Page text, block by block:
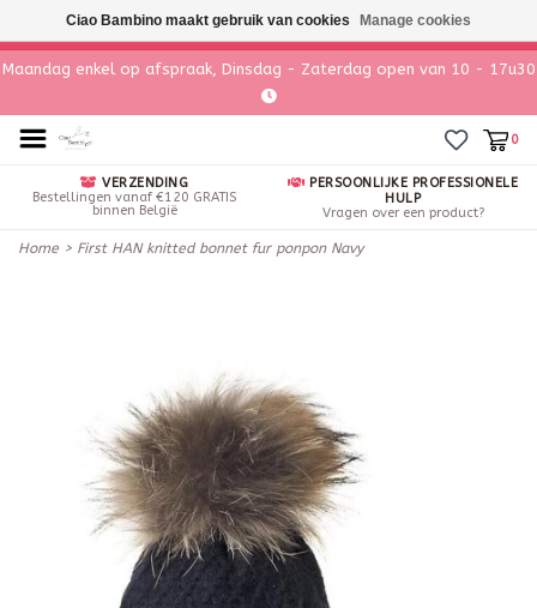
Maandag enkel op afspraak, Dinsdag - Zaterdag open van 10 - 17u30
0
VERZENDING
Bestellingen vanaf €120 GRATIS
binnen België
PERSOONLIJKE PROFESSIONELE
HULP
Vragen over een product?
Home > First HAN knitted bonnet fur ponpon Navy
Ciao Bambino maakt gebruik van cookies Manage cookies